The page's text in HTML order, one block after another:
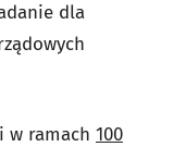
dla
w ramach 100